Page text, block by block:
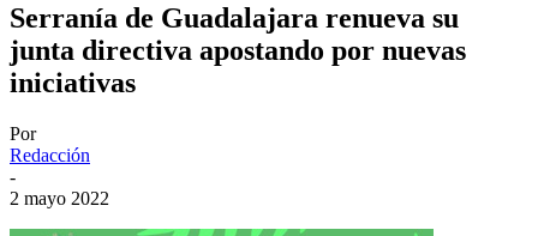
Serranía de Guadalajara renueva su
junta directiva apostando por nuevas
iniciativas
Por
Redacción
-
2 mayo 2022